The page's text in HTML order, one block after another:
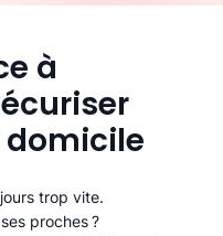
à
trop vite.
proches ?